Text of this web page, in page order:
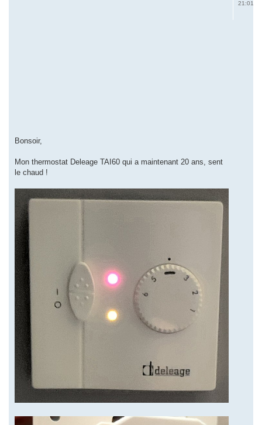
Bonsoir,
Mon thermostat Deleage TAI60 qui a maintenant 20 ans, sent
le chaud !
21:01